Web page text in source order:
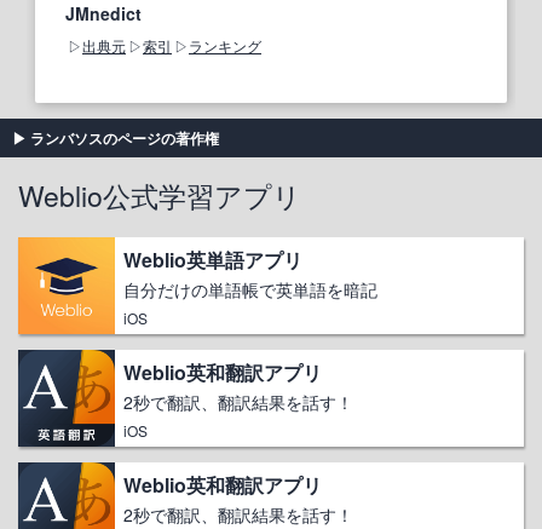
JMnedict
出典元 索引 ランキング
ランバソスのページの著作権
Weblio公式学習アプリ
Weblio英単語アプリ
自分だけの単語帳で英単語を暗記
iOS
Weblio英和翻訳アプリ
2秒で翻訳、翻訳結果を話す！
iOS
Weblio英和翻訳アプリ
2秒で翻訳、翻訳結果を話す！